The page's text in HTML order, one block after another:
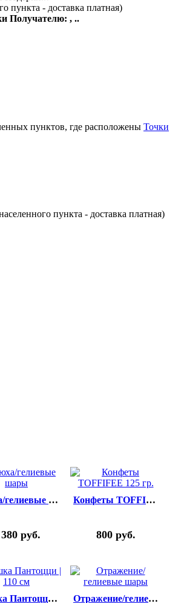
пункта - доставка платная)
, ..
пунктов, где расположены Точки
пункта - доставка платная)
Днюха/гелиевые шары
руб.
Конфеты TOFFIFEE 125 гр.
800 руб.
Мишка Пантоцци | 110 см Отражение/гелиевые шары